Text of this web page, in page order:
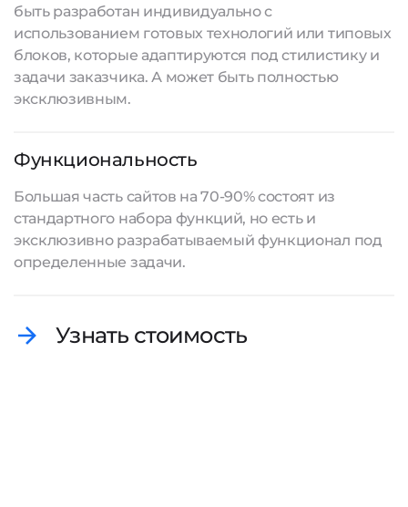
быть разработан индивидуально с
использованием готовых технологий или типовых
блоков, которые адаптируются под стилистику и
задачи заказчика. А может быть полностью
эксклюзивным.
Функциональность
Большая часть сайтов на 70-90% состоят из
стандартного набора функций, но есть и
эксклюзивно разрабатываемый функционал под
определенные задачи.
Узнать стоимость